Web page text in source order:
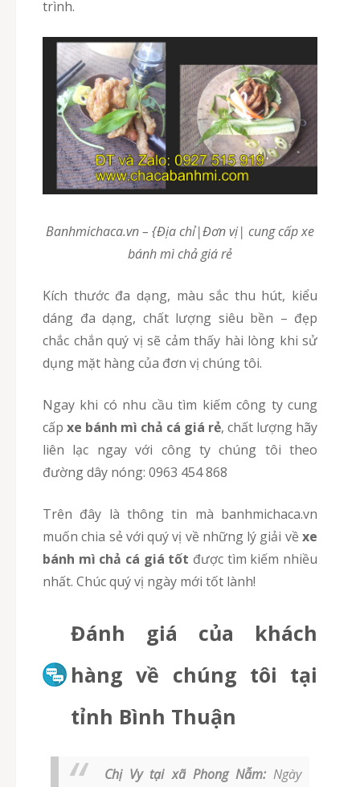
trình.
Banhmichaca.vn – {Địa chỉ|Đơn vị| cung cấp xe
bánh mì chả giá rẻ
Kích thước đa dạng, màu sắc thu hút, kiểu
dáng đa dạng, chất lượng siêu bền – đẹp
chắc chắn quý vị sẽ cảm thấy hài lòng khi sử
dụng mặt hàng của đơn vị chúng tôi.
ngay khi có nhu cầu tìm kiếm công ty cung
cấp xe bánh mì chả cá giá rẻ, chất lượng hãy
liên lạc ngay với công ty chúng tôi theo
đường dây nóng: 0963 454 868
Trên đây là thông tin mà banhmichaca.vn
muốn chia sẻ với quý vị về những lý giải về xe
bánh mì chả cá giá tốt được tìm kiếm nhiều
nhất. Chúc quý vị ngày mới tốt lành!
Đánh giá của khách
hàng về chúng tôi tại
tỉnh Bình Thuận
Chị Vy tại xã Phong Nẫm:Ngày